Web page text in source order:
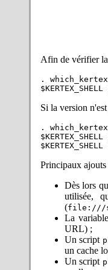
Afin de vérifier
. which_kertex
Si la version
. which_kertex
Principaux
Dès lors
utilisée,
(file:///
La
URL) ;
Un script
un cache
Un script